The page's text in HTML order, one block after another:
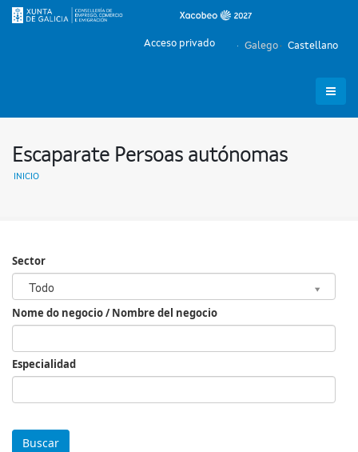
Galego Castellano
Acceso privado
Escaparate Persoas autónomas
INICIO
Sector
Todo
Sector
Nome do negocio / Nombre del negocio
Especialidad